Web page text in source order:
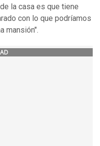
la casa es que tiene
con lo que podríamos
mansión".